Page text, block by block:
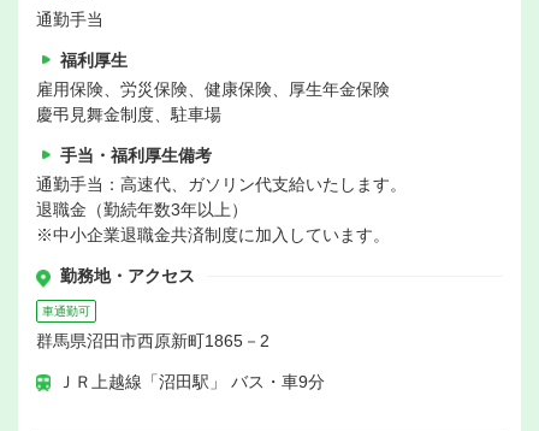
通勤手当
福利厚生
雇用保険、労災保険、健康保険、厚生年金保険
慶弔見舞金制度、駐車場
手当・福利厚生備考
通勤手当：高速代、ガソリン代支給いたします。
退職金（勤続年数3年以上）
※中小企業退職金共済制度に加入しています。
勤務地・アクセス
車通勤可
群馬県沼田市西原新町1865－2
ＪＲ上越線「沼田駅」 バス・車9分